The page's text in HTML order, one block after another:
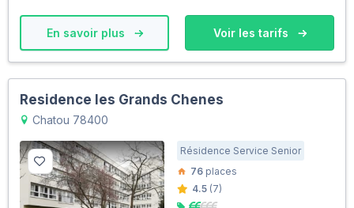
En savoir plus Voir les tarifs
Residence les Grands Chenes
Chatou 78400
Résidence Service Senior
76 places
4.5 (7)